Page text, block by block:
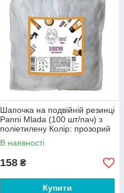
Шапочка на подвійній резинці
Panni Mlada (100 шт/пач) з
поліетилену Колір: прозорий
В наявності
158 ₴
Купити